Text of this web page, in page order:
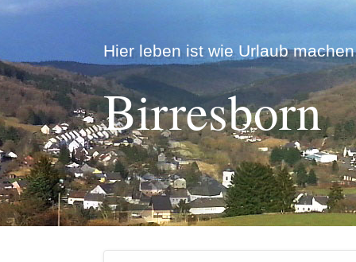
Hier leben ist wie Urlaub
Birresborn